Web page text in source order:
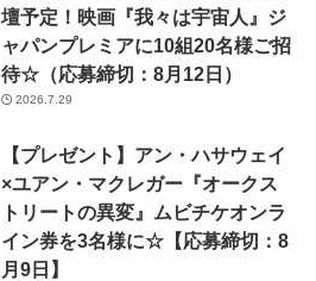
壇予定！映画『我々は宇宙人』ジ
ャパンプレミアに10組20名様ご招
待☆（応募締切：8月12日）
2026.7.29
【プレゼント】アン・ハサウェイ
×ユアン・マクレガー『オークス
トリートの異変』ムビチケオンラ
イン券を3名様に☆【応募締切：8
月9日】